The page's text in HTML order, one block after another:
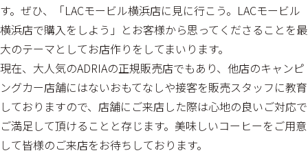
す。ぜひ、「LACモービル横浜店に見に行こう。LACモービル
横浜店で購入をしよう」とお客様から思ってくださることを最
大のテーマとしてお店作りをしてまいります。
現在、大人気のADRIAの正規販売店でもあり、他店のキャンピ
ングカー店舗にはないおもてなしや接客を販売スタッフに教育
しておりますので、店舗にご来店した際は心地の良いご対応で
ご満足して頂けることと存じます。美味しいコーヒーをご用意
して皆様のご来店をお待ちしております。